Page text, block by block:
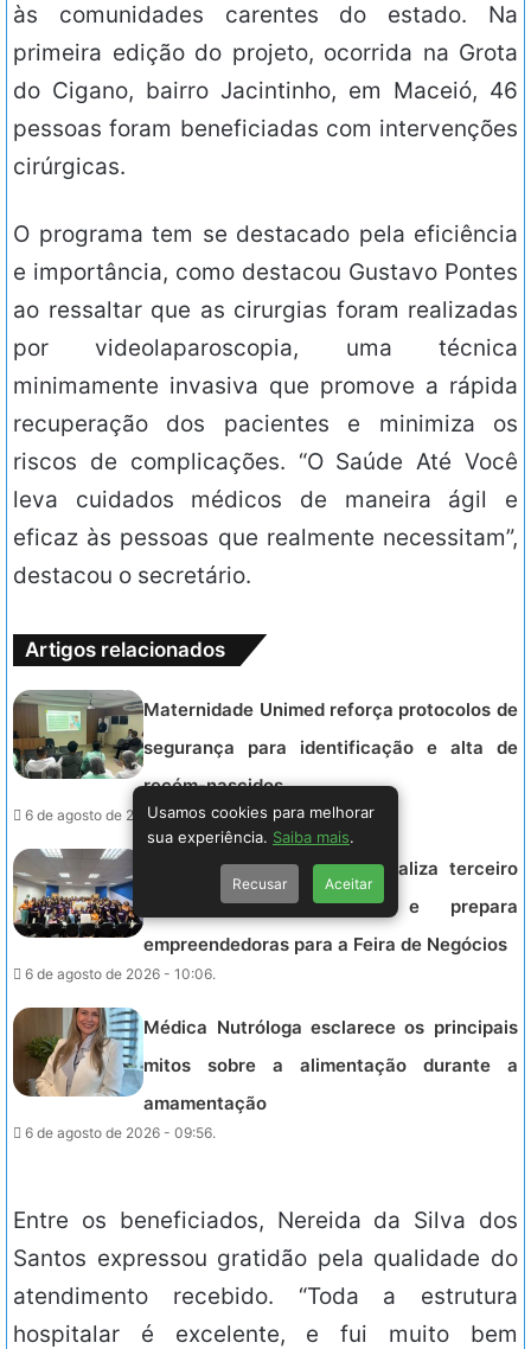
às comunidades carentes do estado. Na
primeira edição do projeto, ocorrida na Grota
do Cigano, bairro Jacintinho, em Maceió, 46
pessoas foram beneficiadas com intervenções
cirúrgicas.
O programa tem se destacado pela eficiência
e importância, como destacou Gustavo Pontes
ao ressaltar que as cirurgias foram realizadas
por videolaparoscopia, uma técnica
minimamente invasiva que promove a rápida
recuperação dos pacientes e minimiza os
riscos de complicações. “O Saúde Até Você
leva cuidados médicos de maneira ágil e
eficaz às pessoas que realmente necessitam”,
destacou o secretário.
Artigos relacionados
Maternidade Unimed reforça protocolos de
segurança para identificação e alta de
recém-nascidos
6 de agosto de 2026 - 11:31.
Projeto Energia Feminina realiza terceiro
Encontro de Conexão e prepara
empreendedoras para a Feira de Negócios
6 de agosto de 2026 - 10:06.
Médica Nutróloga esclarece os principais
mitos sobre a alimentação durante a
amamentação
6 de agosto de 2026 - 09:56.
Entre os beneficiados, Nereida da Silva dos
Santos expressou gratidão pela qualidade do
atendimento recebido. “Toda a estrutura
hospitalar é excelente, e fui muito bem
Usamos cookies para melhorar
sua experiência. Saiba mais.
Recusar Aceitar